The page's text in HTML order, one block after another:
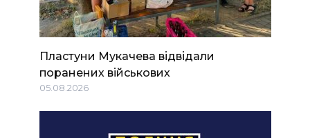
Пластуни Мукачева відвідали
поранених військових
05.08.2026